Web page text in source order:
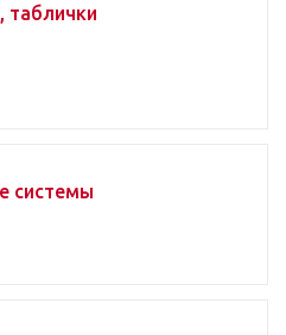
таблички
системы